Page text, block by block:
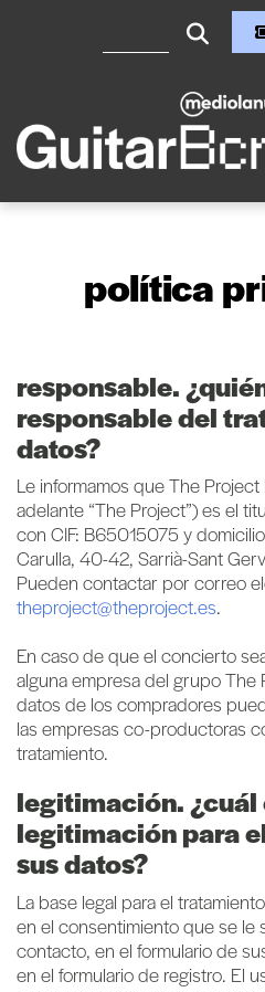
política
responsable.
responsable del
datos?
Le informamos que The
adelante “The Project”) es el
con CIF: B65015075 y
Carulla, 40-42, Sarrià-Sant
Pueden contactar por correo
theproject@theproject.es.
En caso de que el concierto
alguna empresa del grupo The
datos de los compradores
las empresas co-productoras
tratamiento.
legitimación. ¿cuál
legitimación para
sus datos?
La base legal para el
en el consentimiento que se le
contacto, en el formulario de
en el formulario de registro. El